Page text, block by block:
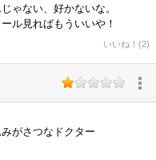
ゃない、好かないな。
ル見ればもういいや！
いいね！(2)
がさつなドクター